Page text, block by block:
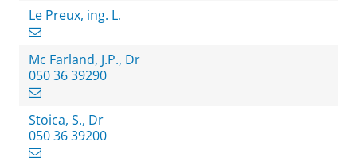
Le Preux, ing. L.
Mc Farland, J.P., Dr
050 36 39290
Stoica, S., Dr
050 36 39200